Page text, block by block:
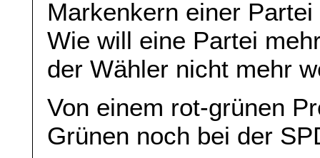
Markenkern einer
Wie will eine Partei
der Wähler nicht mehr
Von einem rot-grünen
Grünen noch bei der